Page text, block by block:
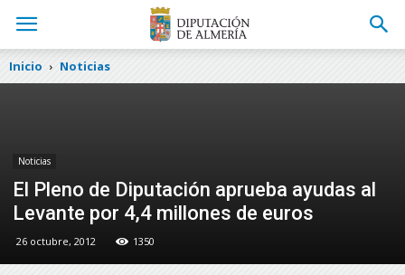
Inicio Noticias
Noticias
El Pleno de Diputación aprueba ayudas al
Levante por 4,4 millones de euros
26 octubre, 2012 1350